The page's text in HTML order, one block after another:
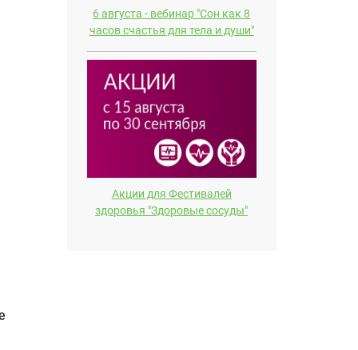
6 августа - вебинар "Сон как 8
часов счастья для тела и души"
Акции для Фестивалей
здоровья "Здоровые сосуды"